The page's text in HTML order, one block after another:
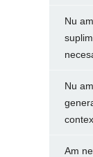
Nu
Nu
Am